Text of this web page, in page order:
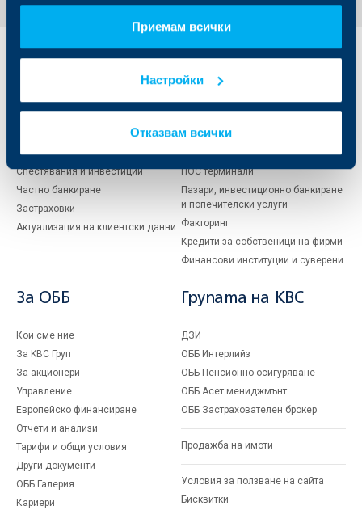
Приемам всички
Настройки
Отказвам всички
Индивидуални
Карти
Кредити
Спестявания и инвестиции
Частно банкиране
Застраховки
Актуализация на клиентски данни
Бизнес
клиенти
Управление на парични средства
Търговско финансиране
ПОС терминали
Пазари, инвестиционно банкиране
и попечителски услуги
Факторинг
Кредити за собственици на фирми
Финансови институции и суверени
За ОББ
Кои сме ние
За KBC Груп
За акционери
Управление
Европейско финансиране
Отчети и анализи
Тарифи и общи условия
Други документи
ОББ Галерия
Кариери
Групата на KBC
ДЗИ
ОББ Интерлийз
ОББ Пенсионно осигуряване
ОББ Асет мениджмънт
ОББ Застрахователен брокер
Продажба на имоти
Условия за ползване на сайта
Бисквитки